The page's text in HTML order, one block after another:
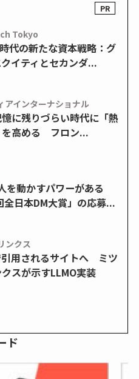
Tokyo
代の新たな資本戦略：グ
イティとセカンダ...
アインターナショナル
に残りづらい時代に「熱
を高める フロン...
を動かすパワーがある
全日本DM大賞」の応募...
ンクス
用されるサイトへ ミツ
スが示すLLMO実装
ド